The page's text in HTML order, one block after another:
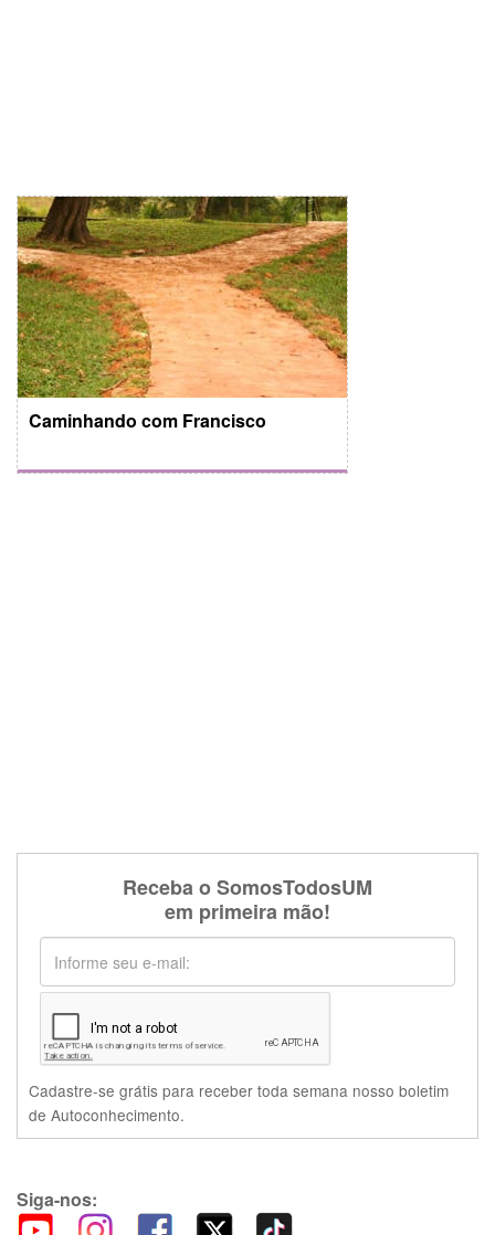
Caminhando com Francisco
Receba o SomosTodosUM
em primeira mão!
Cadastre-se grátis para receber toda semana nosso boletim
de Autoconhecimento.
Siga-nos: